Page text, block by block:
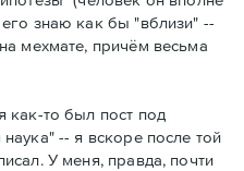
знаю как бы "вблизи" --
мехмате, причём весьма
как-то был пост под
-- я вскоре после той
У меня, правда, почти